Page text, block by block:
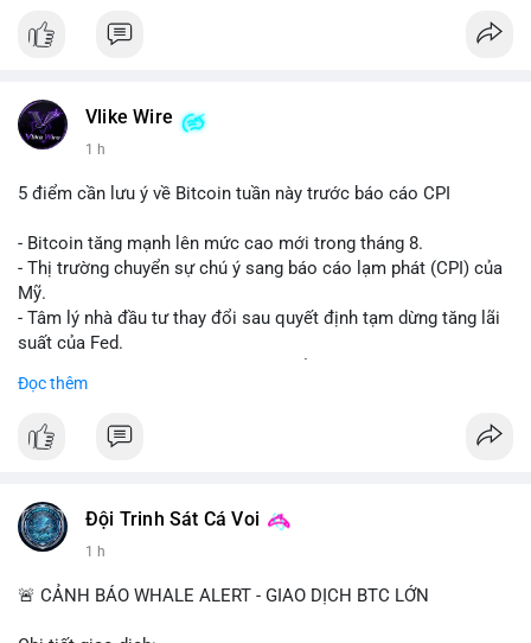
Vlike Wire
1 h
5 điểm cần lưu ý về Bitcoin tuần này trước báo cáo CPI
- Bitcoin tăng mạnh lên mức cao mới trong tháng 8.
- Thị trường chuyển sự chú ý sang báo cáo lạm phát (CPI) của
Mỹ.
- Tâm lý nhà đầu tư thay đổi sau quyết định tạm dừng tăng lãi
suất của Fed.
theo.
#bitcoin #btc #cryptonews
#vlikevn #titanbot
📰 Nguồn: Cointelegraph
Đọc thêm
Đội Trinh Sát Cá Voi
1 h
🚨 CẢNH BÁO WHALE ALERT - GIAO DỊCH BTC LỚN